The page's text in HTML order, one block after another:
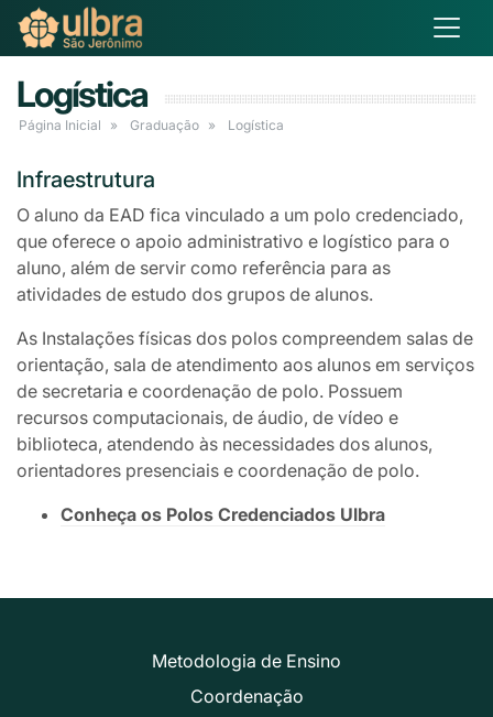
Logística
Página Inicial Graduação Logística
Infraestrutura
O aluno da EAD fica vinculado a um polo credenciado,
que oferece o apoio administrativo e logístico para o
aluno, além de servir como referência para as
atividades de estudo dos grupos de alunos.
As Instalações físicas dos polos compreendem salas de
orientação, sala de atendimento aos alunos em serviços
de secretaria e coordenação de polo. Possuem
recursos computacionais, de áudio, de vídeo e
biblioteca, atendendo às necessidades dos alunos,
orientadores presenciais e coordenação de polo.
Conheça os Polos Credenciados Ulbra
Metodologia de Ensino
Coordenação